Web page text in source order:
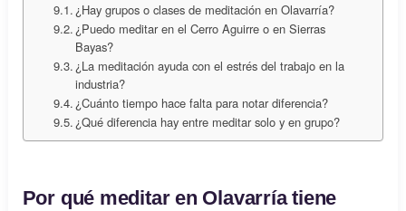
¿Hay grupos o clases de meditación en Olavarría?
¿Puedo meditar en el Cerro Aguirre o en Sierras
Bayas?
¿La meditación ayuda con el estrés del trabajo en la
industria?
¿Cuánto tiempo hace falta para notar diferencia?
¿Qué diferencia hay entre meditar solo y en grupo?
Por qué meditar en Olavarría tiene